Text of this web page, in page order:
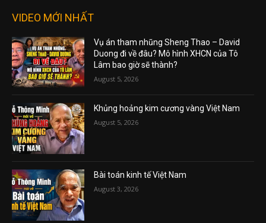
VIDEO MỚI NHẤT
Vụ án tham nhũng Sheng Thao – David
Duong đi về đâu? Mô hình XHCN của Tô
Lâm bao giờ sẽ thành?
August 5, 2026
Khủng hoảng kim cương vàng Việt Nam
August 5, 2026
Bài toán kinh tế Việt Nam
August 3, 2026